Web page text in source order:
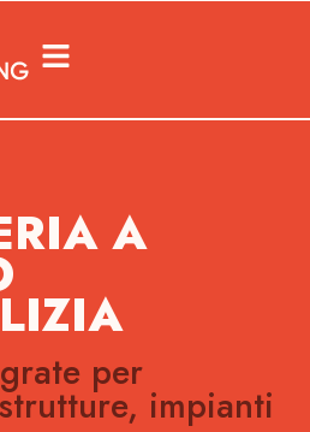
A
per
impianti